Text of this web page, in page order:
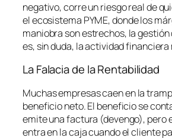
negativo, corre un riesgo real de
el ecosistema PYME, donde los
maniobra son estrechos, la
es, sin duda, la actividad
La Falacia de la Rentabilidad
Muchas empresas caen en la
beneficio neto. El beneficio se
emite una factura (devengo), pero
entra en la caja cuando el cliente